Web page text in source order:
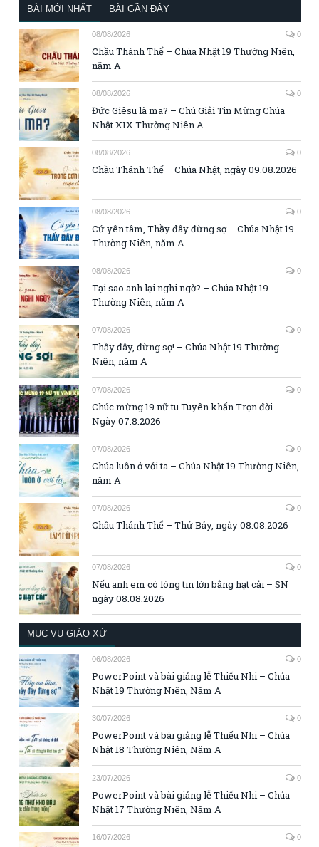
BÀI MỚI NHẤT BÀI GẦN ĐÂY
08/08/2026 0
Chầu Thánh Thể – Chúa Nhật 19 Thường Niên,
năm A
08/08/2026 0
Đức Giêsu là ma? – Chú Giải Tin Mừng Chúa
Nhật XIX Thường Niên A
08/08/2026 0
Chầu Thánh Thể – Chúa Nhật, ngày 09.08.2026
08/08/2026 0
Cứ yên tâm, Thầy đây đừng sợ – Chúa Nhật 19
Thường Niên, năm A
08/08/2026 0
Tại sao anh lại nghi ngờ? – Chúa Nhật 19
Thường Niên, năm A
07/08/2026 0
Thầy đây, đừng sợ! – Chúa Nhật 19 Thường
Niên, năm A
07/08/2026 0
Chúc mừng 19 nữ tu Tuyên khấn Trọn đời –
Ngày 07.8.2026
07/08/2026 0
Chúa luôn ở với ta – Chúa Nhật 19 Thường Niên,
năm A
07/08/2026 0
Chầu Thánh Thể – Thứ Bảy, ngày 08.08.2026
07/08/2026 0
Nếu anh em có lòng tin lớn bằng hạt cải – SN
ngày 08.08.2026
MỤC VỤ GIÁO XỨ
06/08/2026 0
PowerPoint và bài giảng lễ Thiếu Nhi – Chúa
Nhật 19 Thường Niên, Năm A
30/07/2026 0
PowerPoint và bài giảng lễ Thiếu Nhi – Chúa
Nhật 18 Thường Niên, Năm A
23/07/2026 0
PowerPoint và bài giảng lễ Thiếu Nhi – Chúa
Nhật 17 Thường Niên, Năm A
16/07/2026 0